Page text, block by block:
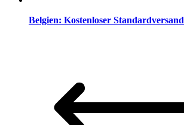
Belgien: Kostenloser Standardversand